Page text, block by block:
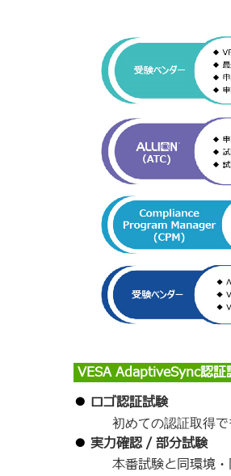
VESA AdaptiveSync認証
● ロゴ認証試験
初めての認証取得
● 実力確認/部分試験
本番試験と同環境